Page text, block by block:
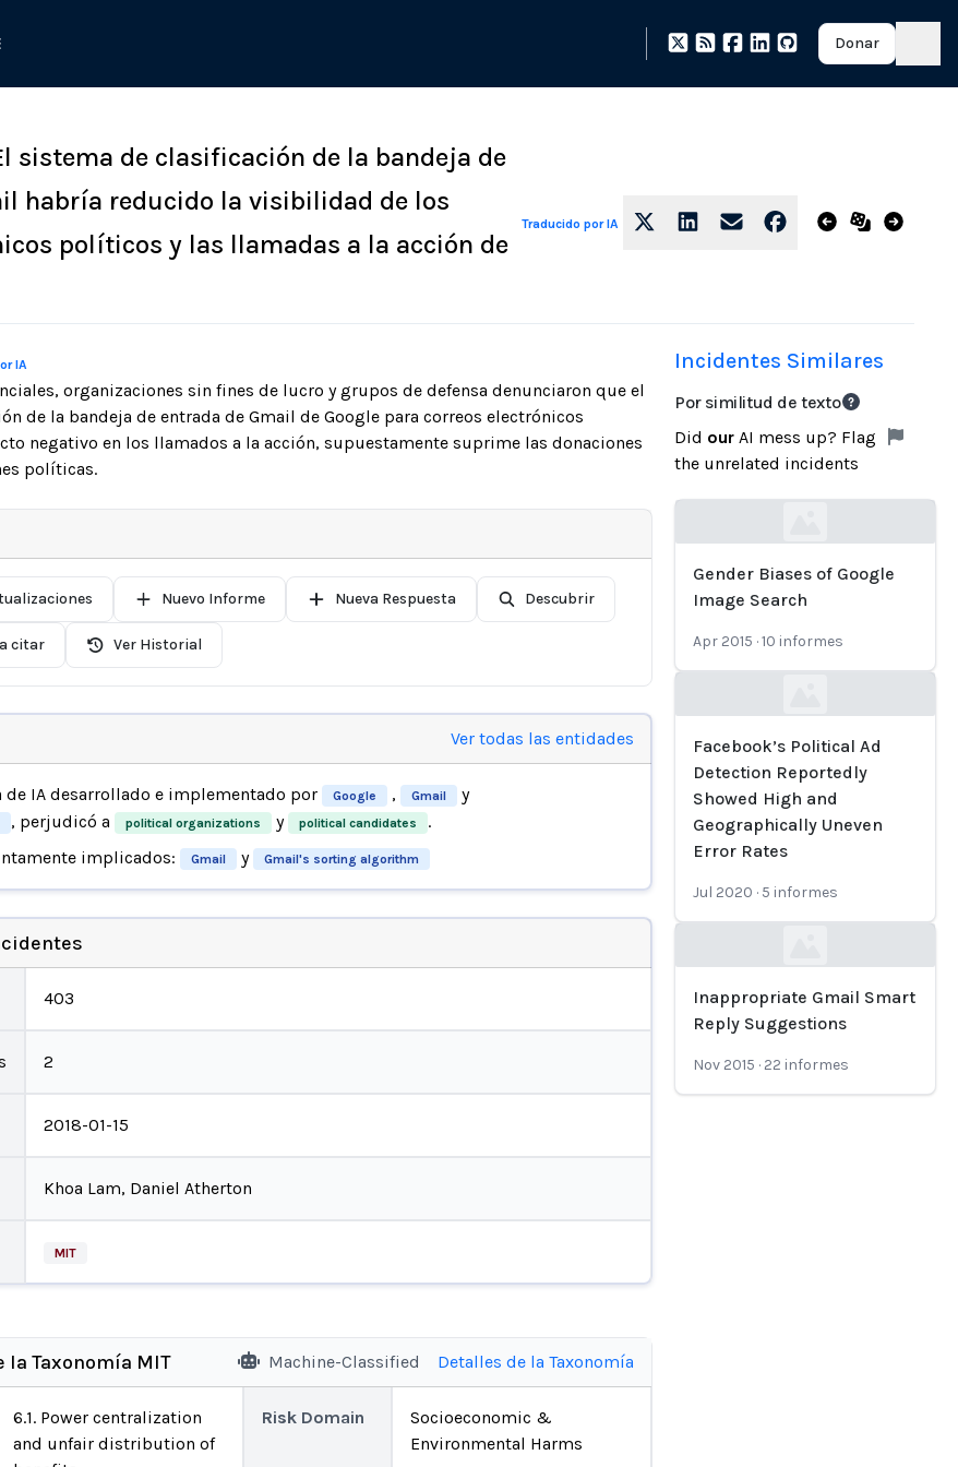
Donar
sistema de clasificación de la bandeja de
habría reducido la visibilidad de los
políticos y las llamadas a la acción de
Traducido por IA
IA
organizaciones sin fines de lucro y grupos de defensa denunciaron que el
de la bandeja de entrada de Gmail de Google para correos electrónicos
negativo en los llamados a la acción, supuestamente suprime las donaciones
políticas.
Nuevo Informe Nueva Respuesta Descubrir
citar Ver Historial
Ver todas las entidades
de IA desarrollado e implementado por Google , Gmail y
, perjudicó a political organizations y political candidates
.
implicados:
Gmail y Gmail's sorting algorithm
403
2
2018-01-15
Khoa Lam, Daniel Atherton
MIT
Taxonomía MIT Machine-Classified Detalles de la Taxonomía
6.1. Power centralization
and unfair distribution of
Risk Domain
Socioeconomic &
Environmental Harms
Incidentes Similares
Por similitud de texto
Did our AI mess up? Flag
the unrelated incidents
Gender Biases of Google
Image Search
Apr 2015 ·10 informes
Facebook’s Political Ad
Detection Reportedly
Showed High and
Geographically Uneven
Error Rates
Jul 2020 · 5 informes
Inappropriate Gmail Smart
Reply Suggestions
Nov 2015 · 22 informes